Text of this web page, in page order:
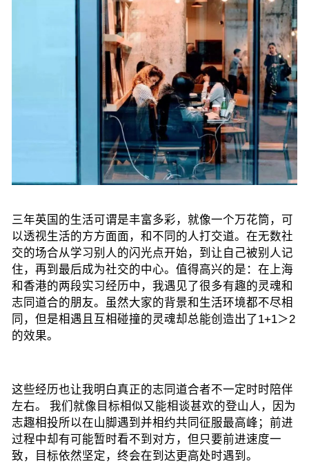
三年英国的生活可谓是丰富多彩，就像一个万花筒，可
以透视生活的方方面面，和不同的人打交道。在无数社
交的场合从学习别人的闪光点开始，到让自己被别人记
住，再到最后成为社交的中心。值得高兴的是：在上海
和香港的两段实习经历中，我遇见了很多有趣的灵魂和
志同道合的朋友。虽然大家的背景和生活环境都不尽相
同，但是相遇且互相碰撞的灵魂却总能创造出了1+1＞2
的效果。
这些经历也让我明白真正的志同道合者不一定时时陪伴
左右。 我们就像目标相似又能相谈甚欢的登山人，因为
志趣相投所以在山脚遇到并相约共同征服最高峰；前进
过程中却有可能暂时看不到对方，但只要前进速度一
致，目标依然坚定，终会在到达更高处时遇到。